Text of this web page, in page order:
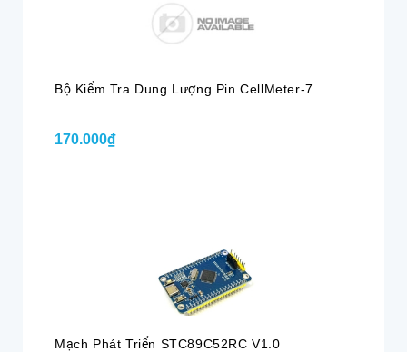
Bộ Kiểm Tra Dung Lượng Pin CellMeter-7
170.000₫
Mạch Phát Triển STC89C52RC V1.0